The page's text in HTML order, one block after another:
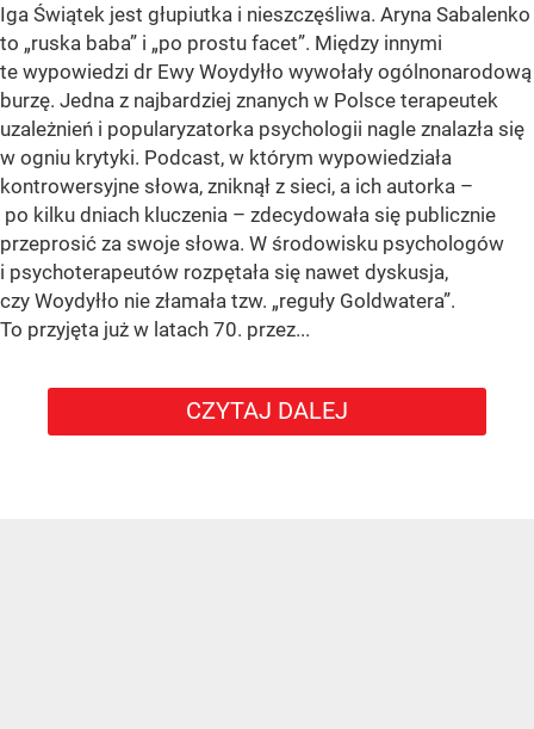
Iga Świątek jest głupiutka i nieszczęśliwa. Aryna Sabalenko
to „ruska baba” i „po prostu facet”. Między innymi
te wypowiedzi dr Ewy Woydyłło wywołały ogólnonarodową
burzę. Jedna z najbardziej znanych w Polsce terapeutek
uzależnień i popularyzatorka psychologii nagle znalazła się
w ogniu krytyki. Podcast, w którym wypowiedziała
kontrowersyjne słowa, zniknął z sieci, a ich autorka –
po kilku dniach kluczenia – zdecydowała się publicznie
przeprosić za swoje słowa. W środowisku psychologów
i psychoterapeutów rozpętała się nawet dyskusja,
czy Woydyłło nie złamała tzw. „reguły Goldwatera”.
To przyjęta już w latach 70. przez...
CZYTAJ DALEJ